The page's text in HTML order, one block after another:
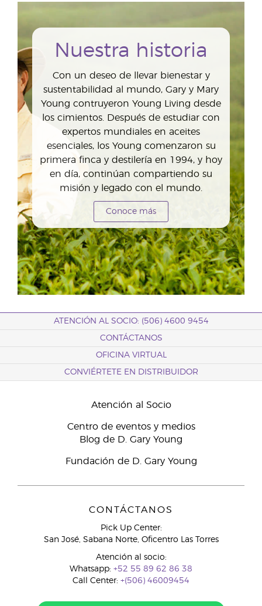
Nuestra historia
Con un deseo de llevar bienestar y
sustentabilidad al mundo, Gary y Mary
Young contruyeron Young Living desde
los cimientos. Después de estudiar con
expertos mundiales en aceites
esenciales, los Young comenzaron su
primera finca y destilería en 1994, y hoy
en día, continúan compartiendo su
misión y legado con el mundo.
Conoce más
ATENCIÓN AL SOCIO: (506) 4600 9454
CONTÁCTANOS
OFICINA VIRTUAL
CONVIÉRTETE EN DISTRIBUIDOR
Atención al Socio
Centro de eventos y medios
Blog de D. Gary Young
Fundación de D. Gary Young
CONTÁCTANOS
Pick Up Center:
San José, Sabana Norte, Oficentro Las Torres
Atención al socio:
Whatsapp: +52 55 89 62 86 38
Call Center: +(506) 46009454